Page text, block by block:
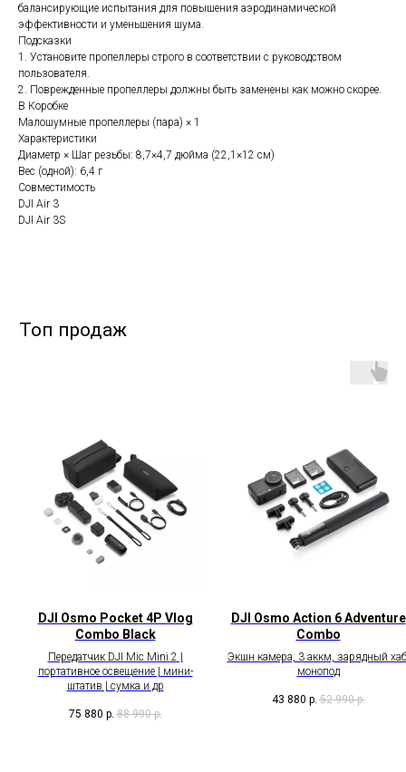
балансирующие испытания для повышения аэродинамической
эффективности и уменьшения шума.
Подсказки
1. Установите пропеллеры строго в соответствии с руководством
пользователя.
2. Поврежденные пропеллеры должны быть заменены как можно скорее.
В Коробке
Малошумные пропеллеры (пара) × 1
Характеристики
Диаметр × Шаг резьбы: 8,7×4,7 дюйма (22,1×12 см)
Вес (одной): 6,4 г
Совместимость
DJI Air 3
DJI Air 3S
Топ продаж
DJI Osmo Pocket 4P Vlog
Combo Black
Передатчик DJI Mic Mini 2 |
портативное освещение | мини-
штатив | сумка и др
75 880 р. 88 990 р.
DJI Osmo Action 6 Adventure
Combo
Экшн камера, 3 аккм, зарядный
монопод
43 880 р. 52 990 р.